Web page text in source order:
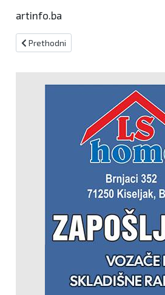
artinfo.ba
Prethodni članak: Dostojanstven
Prethodni